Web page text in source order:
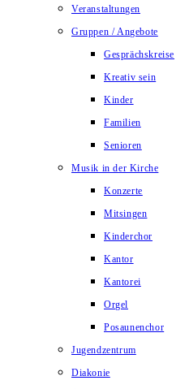
Veranstaltungen
Gruppen / Angebote
Gesprächskreise
Kreativ sein
Kinder
Familien
Senioren
Musik in der Kirche
Konzerte
Mitsingen
Kinderchor
Kantor
Kantorei
Orgel
Posaunenchor
Jugendzentrum
Diakonie